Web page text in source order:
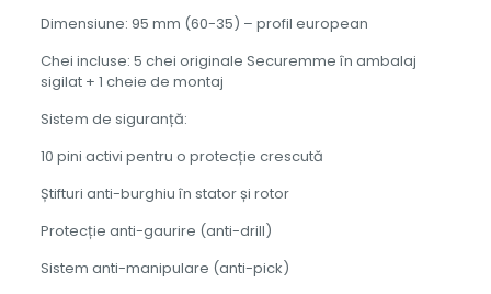
Dimensiune: 95 mm (60-35) – profil european
Chei incluse: 5 chei originale Securemme în ambalaj
sigilat + 1 cheie de montaj
Sistem de siguranță:
10 pini activi pentru o protecție crescută
Știfturi anti-burghiu în stator și rotor
Protecție anti-gaurire (anti-drill)
Sistem anti-manipulare (anti-pick)